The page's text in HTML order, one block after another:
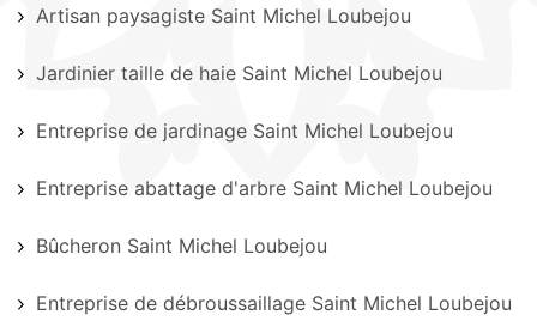
Artisan paysagiste Saint Michel Loubejou
Jardinier taille de haie Saint Michel Loubejou
Entreprise de jardinage Saint Michel Loubejou
Entreprise abattage d'arbre Saint Michel Loubejou
Bûcheron Saint Michel Loubejou
Entreprise de débroussaillage Saint Michel Loubejou